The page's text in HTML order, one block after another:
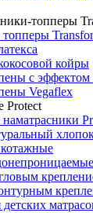
топперы
топперы
койры
с эффектом
Vegaflex
Protect
детских